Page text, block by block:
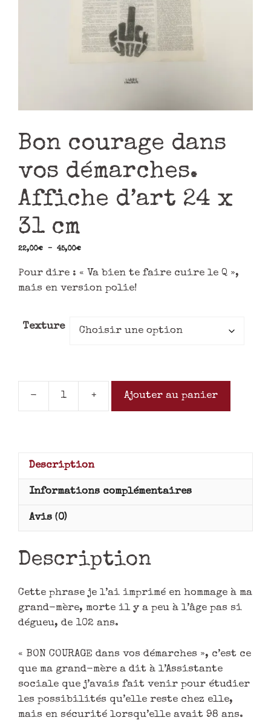
Bon courage dans
vos démarches.
Affiche d’art 24 x
31 cm
22,00€ – 45,00€
Pour dire : « Va bien te faire cuire le Q »,
mais en version polie!
Texture
- + Ajouter au panier
Description
Informations complémentaires
Avis (0)
Description
Cette phrase je l’ai imprimé en hommage à ma
grand-mère, morte il y a peu à l’âge pas si
dégueu, de 102 ans.
« BON COURAGE dans vos démarches », c’est ce
que ma grand-mère a dit à l’Assistante
sociale que j’avais fait venir pour étudier
les possibilités qu’elle reste chez elle,
mais en sécurité lorsqu’elle avait 98 ans.